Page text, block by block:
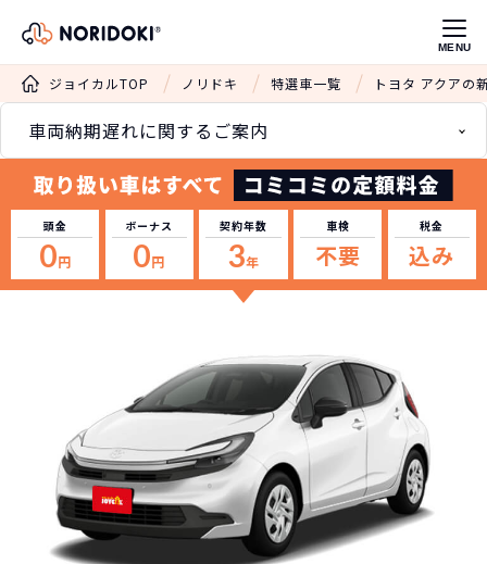
MENU
ジョイカルTOP ノリドキ 特選車一覧 トヨタ アクアの
車両納期遅れに関するご案内
頭金
0円
ボーナス
0円
契約年数
3年
車検
不要
税金
込み